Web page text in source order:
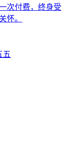
次付费，终身受
怀。
五